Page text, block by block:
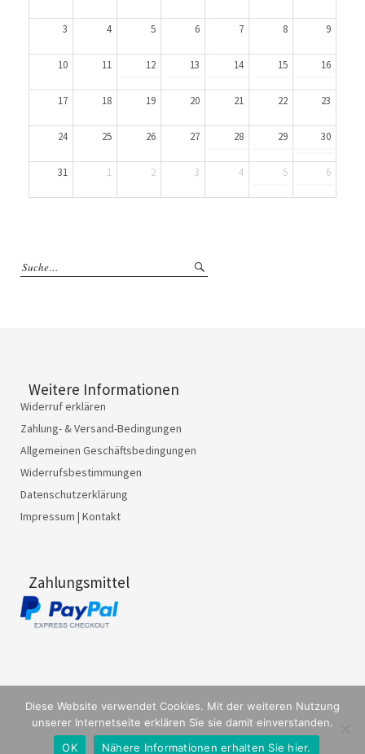
3 4 5 6 7 8 9
10 11 12 13 14 15 16
17 18 19 20 21 22 23
24 25 26 27 28 29 30
31 1 2 3 4 5 6
Weitere Informationen
Widerruf erklären
Zahlung- & Versand-Bedingungen
Allgemeinen Geschäftsbedingungen
Widerrufsbestimmungen
Datenschutzerklärung
Impressum | Kontakt
Zahlungsmittel
Diese Website verwendet Cookies. Mit der weiteren Nutzung
unserer Internetseite erklären Sie sie damit einverstanden.
OK
Nähere Informationen erhalten Sie hier.